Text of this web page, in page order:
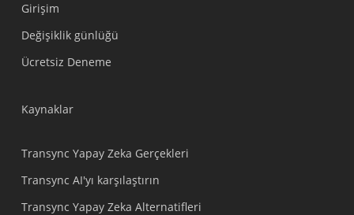
Girişim
Değişiklik günlüğü
Ücretsiz Deneme
Kaynaklar
Transync Yapay Zeka Gerçekleri
Transync AI'yı karşılaştırın
Transync Yapay Zeka Alternatifleri